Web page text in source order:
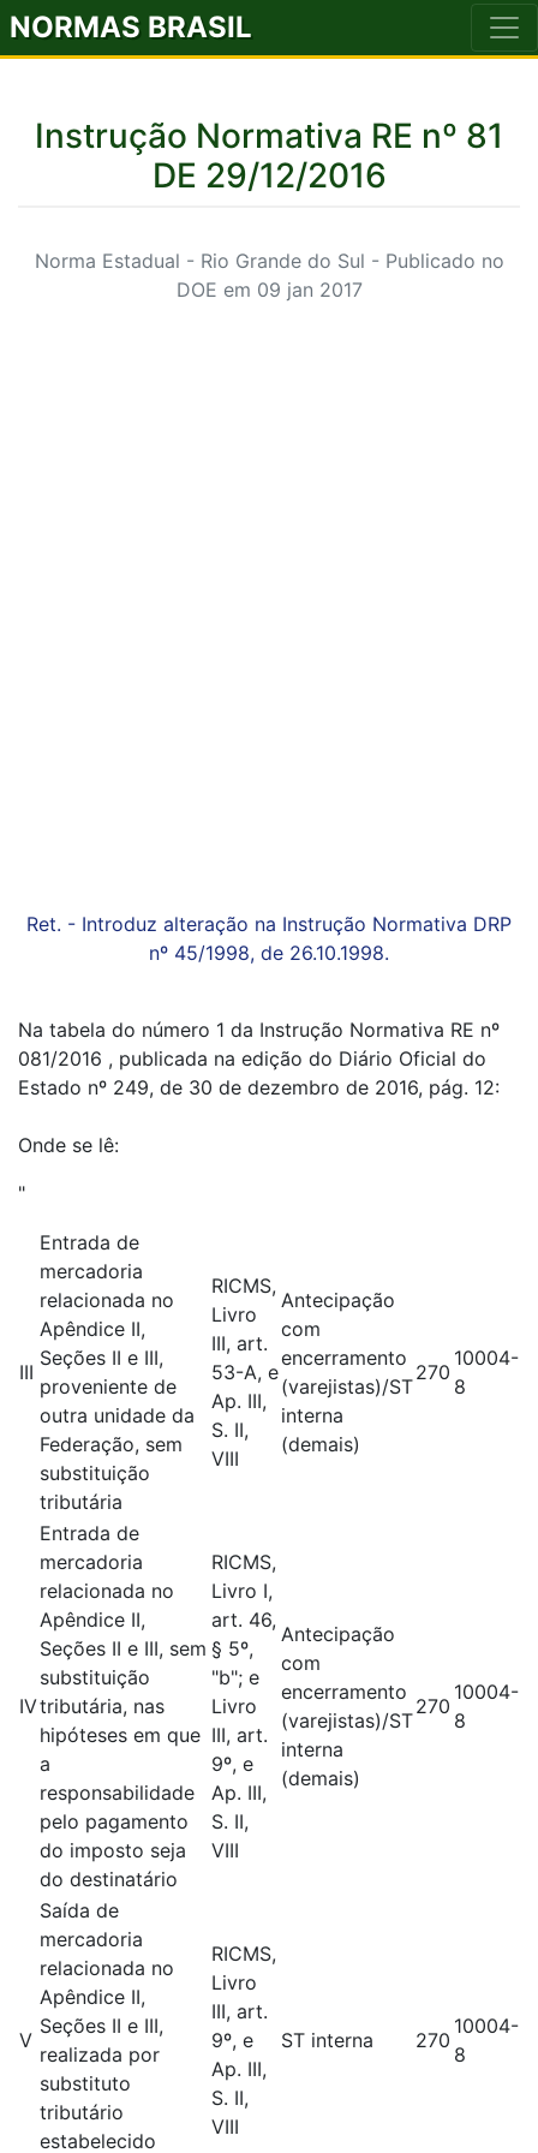
NORMAS BRASIL
Instrução Normativa RE nº 81
DE 29/12/2016
Norma Estadual - Rio Grande do Sul - Publicado no
DOE em 09 jan 2017
Ret. - Introduz alteração na Instrução Normativa DRP
nº 45/1998, de 26.10.1998.
Na tabela do número 1 da Instrução Normativa RE nº
081/2016 , publicada na edição do Diário Oficial do
Estado nº 249, de 30 de dezembro de 2016, pág. 12:
Onde se lê:
"
III
Entrada de
mercadoria
relacionada no
Apêndice II,
Seções II e III,
proveniente de
outra unidade da
Federação, sem
substituição
tributária
RICMS,
Livro
III, art.
53-A, e
Ap. III,
S. II,
VIII
Antecipação
com
encerramento
(varejistas)/ST
interna
(demais)
270
10004-
8
IV
Entrada de
mercadoria
relacionada no
Apêndice II,
Seções II e III, sem
substituição
tributária, nas
hipóteses em que
a
responsabilidade
pelo pagamento
do imposto seja
do destinatário
RICMS,
Livro I,
art. 46,
§ 5º,
"b"; e
Livro
III, art.
9º, e
Ap. III,
S. II,
VIII
Antecipação
com
encerramento
(varejistas)/ST
interna
(demais)
270
10004-
8
V
Saída de
mercadoria
relacionada no
Apêndice II,
Seções II e III,
realizada por
substituto
tributário
estabelecido
RICMS,
Livro
III, art.
9º, e
Ap. III,
S. II,
VIII
ST interna 270
10004-
8